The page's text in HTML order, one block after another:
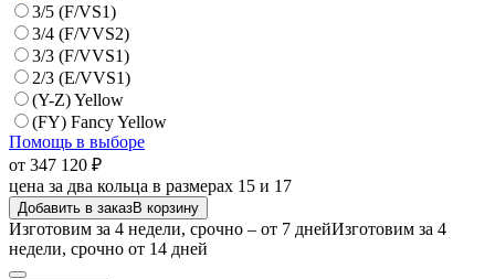
3/5 (F/VS1)
3/4 (F/VVS2)
3/3 (F/VVS1)
2/3 (E/VVS1)
(Y-Z) Yellow
(FY) Fancy Yellow
Помощь в выборе
от 347 120 ₽
цена за два кольца в размерах 15 и 17
Добавить в заказВ корзину
Изготовим за 4 недели, срочно – от 7 днейИзготовим за 4
недели, срочно от 14 дней